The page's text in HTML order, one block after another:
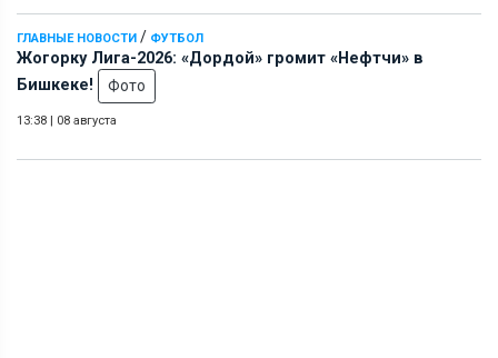
ГЛАВНЫЕ НОВОСТИ / ФУТБОЛ
Жогорку Лига-2026: «Дордой» громит «Нефтчи» в
Бишкеке!
Фото
13:38 | 08 августа